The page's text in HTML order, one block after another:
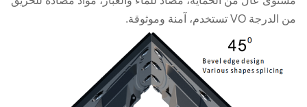
من الدرجة VO تستخدم، آمنة وموثوقة.